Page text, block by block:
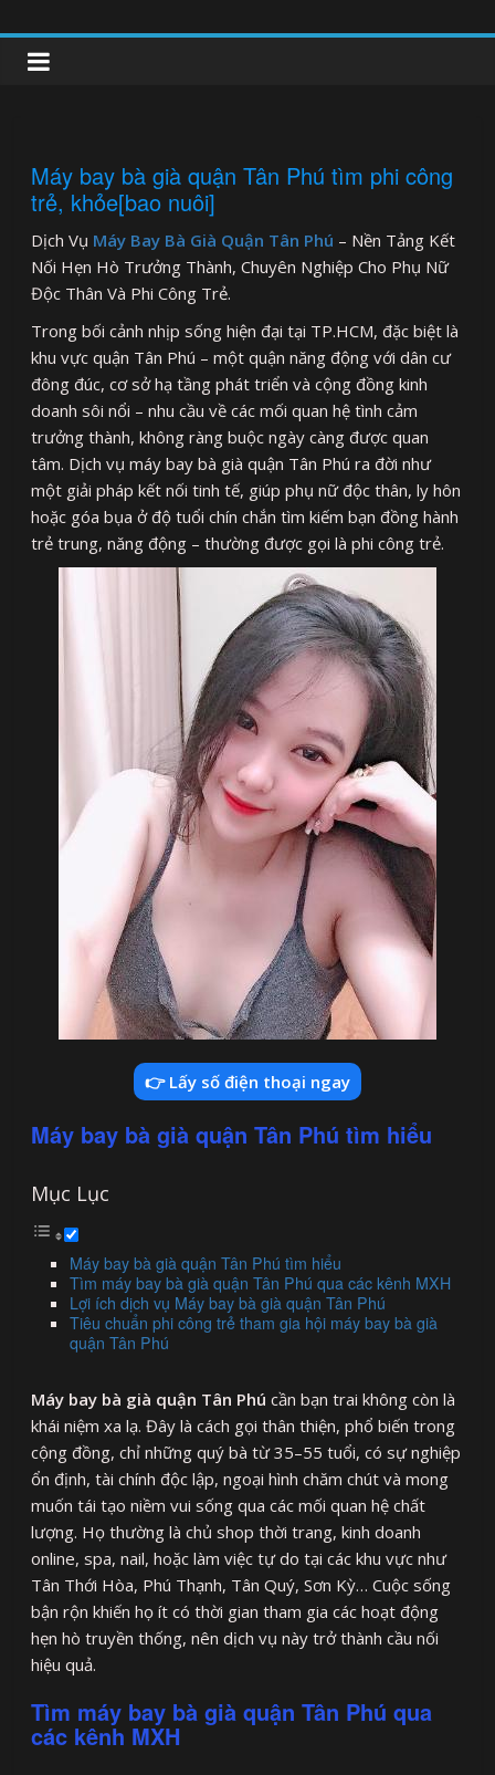
to
content
clipnonglive.com
Máy bay bà già quận Tân Phú tìm phi công
trẻ, khỏe[bao nuôi]
Dịch Vụ Máy Bay Bà Già Quận Tân Phú – Nền Tảng Kết
Nối Hẹn Hò Trưởng Thành, Chuyên Nghiệp Cho Phụ Nữ
Độc Thân Và Phi Công Trẻ.
Trong bối cảnh nhịp sống hiện đại tại TP.HCM, đặc biệt là
khu vực quận Tân Phú – một quận năng động với dân cư
đông đúc, cơ sở hạ tầng phát triển và cộng đồng kinh
doanh sôi nổi – nhu cầu về các mối quan hệ tình cảm
trưởng thành, không ràng buộc ngày càng được quan
tâm. Dịch vụ máy bay bà già quận Tân Phú ra đời như
một giải pháp kết nối tinh tế, giúp phụ nữ độc thân, ly hôn
hoặc góa bụa ở độ tuổi chín chắn tìm kiếm bạn đồng hành
trẻ trung, năng động – thường được gọi là phi công trẻ.
👉 Lấy số điện thoại ngay
Máy bay bà già quận Tân Phú tìm hiểu
Mục Lục
Máy bay bà già quận Tân Phú tìm hiểu
Tìm máy bay bà già quận Tân Phú qua các kênh MXH
Lợi ích dịch vụ Máy bay bà già quận Tân Phú
Tiêu chuẩn phi công trẻ tham gia hội máy bay bà già
quận Tân Phú
Máy bay bà già quận Tân Phú cần bạn trai không còn là
khái niệm xa lạ. Đây là cách gọi thân thiện, phổ biến trong
cộng đồng, chỉ những quý bà từ 35–55 tuổi, có sự nghiệp
ổn định, tài chính độc lập, ngoại hình chăm chút và mong
muốn tái tạo niềm vui sống qua các mối quan hệ chất
lượng. Họ thường là chủ shop thời trang, kinh doanh
online, spa, nail, hoặc làm việc tự do tại các khu vực như
Tân Thới Hòa, Phú Thạnh, Tân Quý, Sơn Kỳ… Cuộc sống
bận rộn khiến họ ít có thời gian tham gia các hoạt động
hẹn hò truyền thống, nên dịch vụ này trở thành cầu nối
hiệu quả.
Tìm máy bay bà già quận Tân Phú qua
các kênh MXH